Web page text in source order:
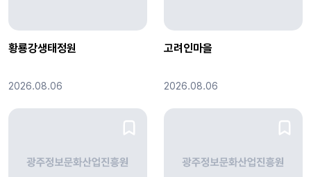
황룡강생태정원
2026.08.06
고려인마을
2026.08.06